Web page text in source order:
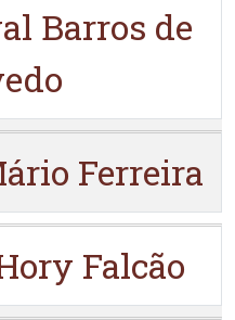
Barros de
Ferreira
Falcão